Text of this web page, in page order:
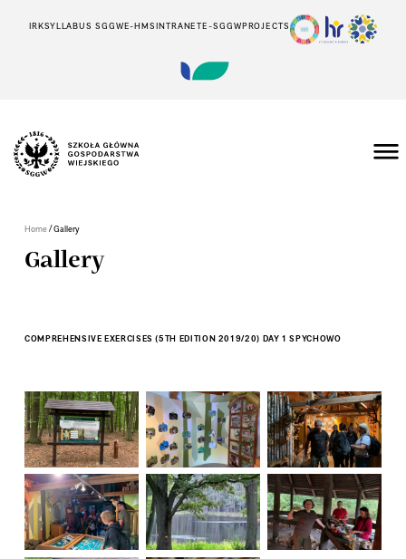
IRKSYLLABUS SGGWE-HMSINTRANETE-SGGWPROJECTS
Home/Gallery
Gallery
COMPREHENSIVE EXERCISES (5TH EDITION 2019/20) DAY 1 SPYCHOWO